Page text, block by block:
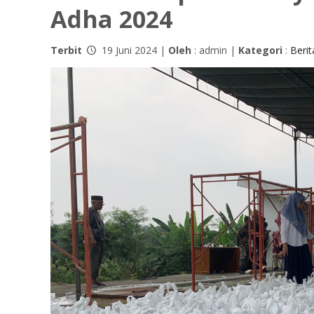
Adha 2024
Terbit 19 Juni 2024 | Oleh : admin | Kategori :